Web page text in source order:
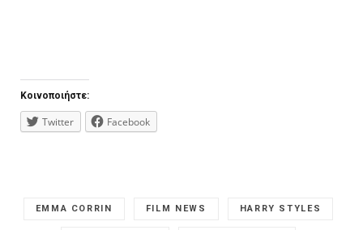
Κοινοποιήστε:
Twitter Facebook
EMMA CORRIN FILM NEWS HARRY STYLES